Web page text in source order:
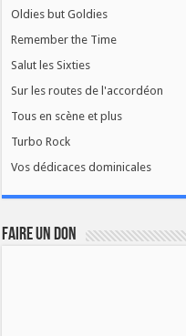
Oldies but Goldies
Remember the Time
Salut les Sixties
Sur les routes de l'accordéon
Tous en scène et plus
Turbo Rock
Vos dédicaces dominicales
FAIRE UN DON